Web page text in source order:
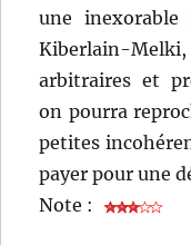
une
Kiberlain-
arbitraires et
on pourra
petites
payer pour une
Note :